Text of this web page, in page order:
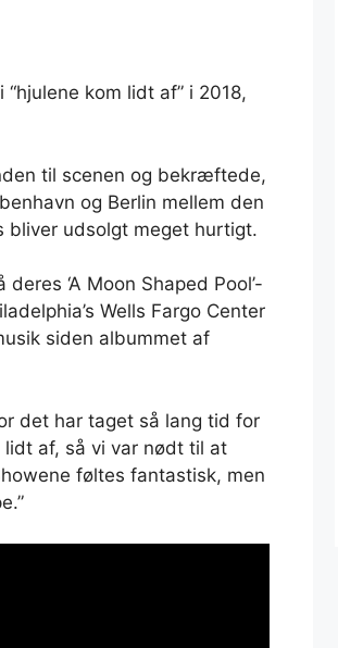
kom lidt af” i 2018,
til scenen og bekræftede,
og Berlin mellem den
bliver udsolgt meget hurtigt.
‘A Moon Shaped Pool’-
Wells Fargo Center
siden albummet af
det har taget så lang tid for
af, så vi var nødt til at
føltes fantastisk, men